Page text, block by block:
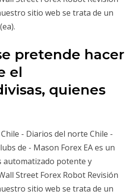
sitio web se trata de un
pretende hacer
el
quienes
- Diarios del norte Chile -
de - Mason Forex EA es un
automatizado potente y
Street Forex Robot Revisión
sitio web se trata de un